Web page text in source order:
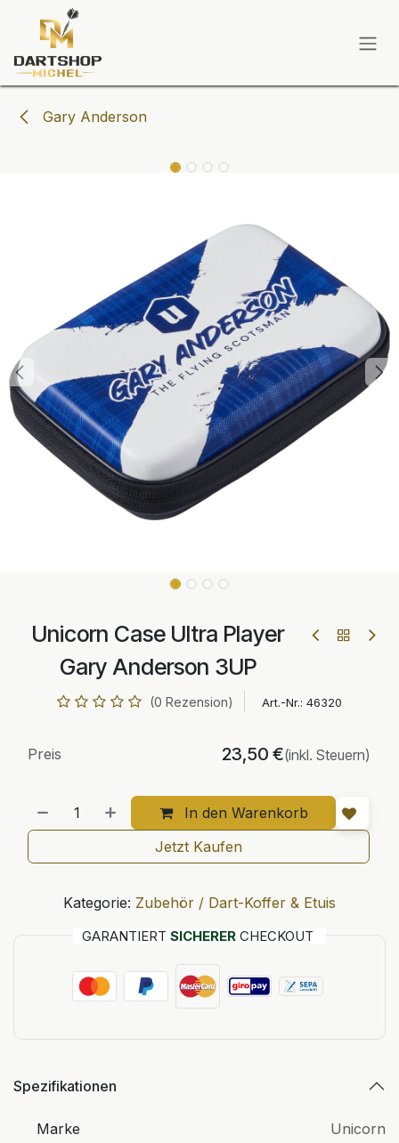
Zum Inhalt springen
Gary Anderson
Unicorn Case Ultra Player
Gary Anderson 3UP
(0 Rezension) Art.-Nr.: 46320
In den Warenkorb
Preis 23,50 €(inkl. Steuern)
Jetzt Kaufen
Kategorie: Zubehör / Dart-Koffer & Etuis
GARANTIERT SICHERER CHECKOUT
Spezifikationen
Marke Unicorn